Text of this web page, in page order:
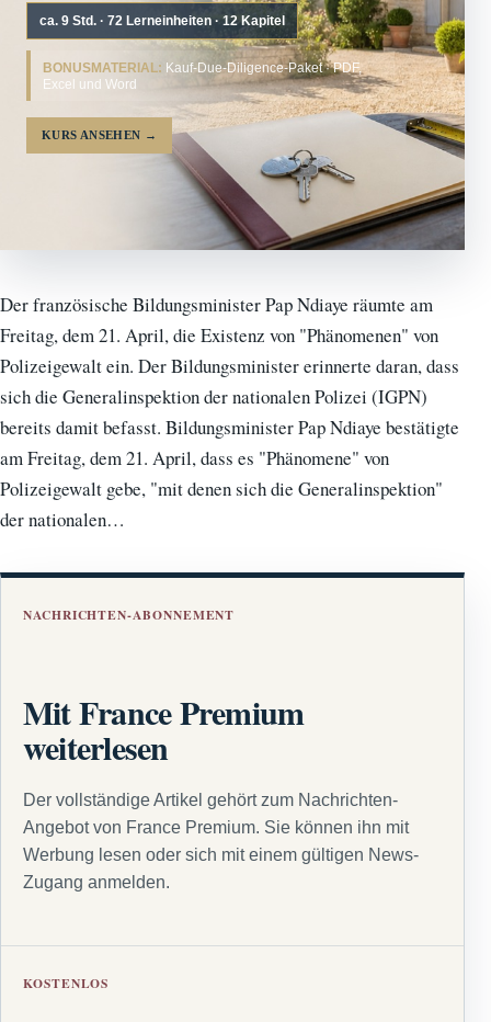
ca. 9 Std. · 72 Lerneinheiten · 12 Kapitel
BONUSMATERIAL: Kauf-Due-Diligence-Paket · PDF,
Excel und Word
KURS ANSEHEN →
Der französische Bildungsminister Pap Ndiaye räumte am
Freitag, dem 21. April, die Existenz von "Phänomenen" von
Polizeigewalt ein. Der Bildungsminister erinnerte daran, dass
sich die Generalinspektion der nationalen Polizei (IGPN)
bereits damit befasst. Bildungsminister Pap Ndiaye bestätigte
am Freitag, dem 21. April, dass es "Phänomene" von
Polizeigewalt gebe, "mit denen sich die Generalinspektion"
der nationalen…
NACHRICHTEN-ABONNEMENT
Mit France Premium
weiterlesen
Der vollständige Artikel gehört zum Nachrichten-
Angebot von France Premium. Sie können ihn mit
Werbung lesen oder sich mit einem gültigen News-
Zugang anmelden.
KOSTENLOS